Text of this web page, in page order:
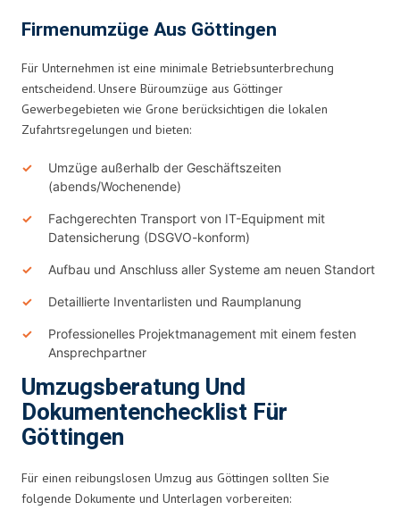
Firmenumzüge Aus Göttingen
Für Unternehmen ist eine minimale Betriebsunterbrechung
entscheidend. Unsere Büroumzüge aus Göttinger
Gewerbegebieten wie Grone berücksichtigen die lokalen
Zufahrtsregelungen und bieten:
Umzüge außerhalb der Geschäftszeiten
(abends/Wochenende)
Fachgerechten Transport von IT-Equipment mit
Datensicherung (DSGVO-konform)
Aufbau und Anschluss aller Systeme am neuen Standort
Detaillierte Inventarlisten und Raumplanung
Professionelles Projektmanagement mit einem festen
Ansprechpartner
Umzugsberatung Und
Dokumentenchecklist Für
Göttingen
Für einen reibungslosen Umzug aus Göttingen sollten Sie
folgende Dokumente und Unterlagen vorbereiten: